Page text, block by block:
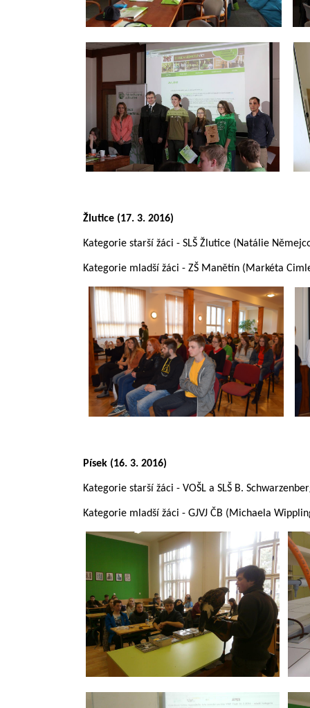
Žlutice (17. 3. 2016)
Kategorie starší žáci - SLŠ Žlutice (Natálie
Kategorie mladší žáci - ZŠ Manětín (Markéta
Písek (16. 3. 2016)
Kategorie starší žáci - VOŠL a SLŠ B.
Kategorie mladší žáci - GJVJ ČB (Michaela